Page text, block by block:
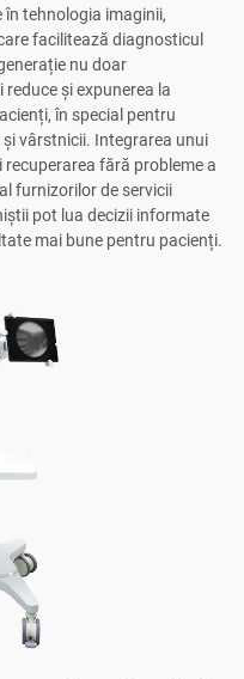
în tehnologia imaginii,
facilitează diagnosticul
nu doar
și expunerea la
în special pentru
vârstnicii. Integrarea unui
fără probleme a
furnizorilor de servicii
pot lua decizii informate
mai bune pentru pacienți.